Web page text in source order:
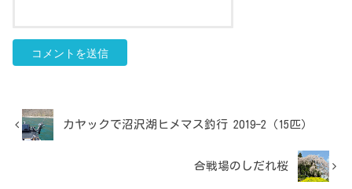
カヤックで沼沢湖ヒメマス釣行 2019-2（15匹）
合戦場のしだれ桜